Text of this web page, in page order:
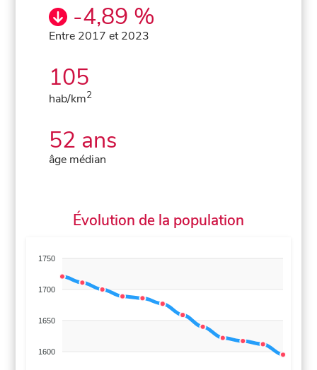
-4,89 %
Entre 2017 et 2023
105
hab/km2
52 ans
âge médian
Évolution de la population
1750
1700
1650
1600